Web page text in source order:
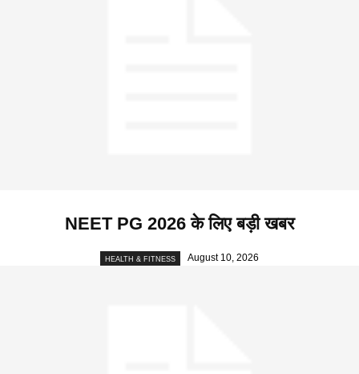
NEET PG 2026 के लिए बड़ी खबर
HEALTH & FITNESS August 10, 2026